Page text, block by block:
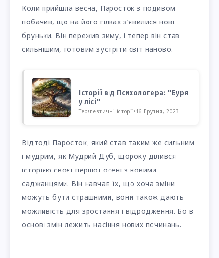
Коли прийшла весна, Паросток з подивом
побачив, що на його гілках з’явилися нові
бруньки. Він пережив зиму, і тепер він став
сильнішим, готовим зустріти світ наново.
Історії від Психологера: "Буря
у лісі"
Терапевтичні історії• 16 Грудня, 2023
Відтоді Паросток, який став таким же сильним
і мудрим, як Мудрий Дуб, щороку ділився
історією своєї першої осені з новими
саджанцями. Він навчав їх, що хоча зміни
можуть бути страшними, вони також дають
можливість для зростання і відродження. Бо в
основі змін лежить насіння нових починань.